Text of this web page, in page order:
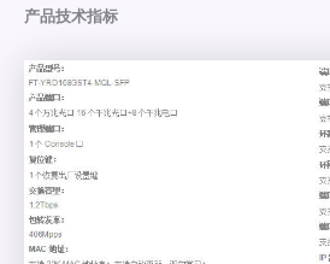
产品技术指标